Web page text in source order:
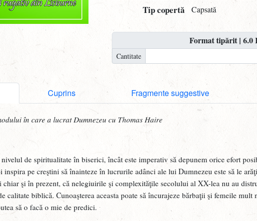
Tip copertă Capsată
Format tipărit | 6.0
Cantitate
Cuprins Fragmente suggestive
în care a lucrat Dumnezeu cu Thomas Haire
de spiritualitate în biserici, încât este imperativ să depunem orice efort
pe creştini să înainteze în lucrurile adânci ale lui Dumnezeu este să le
chiar şi în prezent, că nelegiuirile şi complexităţile secolului al XX-lea nu au
calitate biblică. Cunoaşterea aceasta poate să încurajeze bărbaţii şi femeile
să o facă o mie de predici.